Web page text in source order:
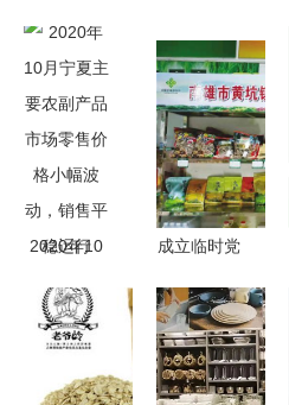
2020年10
农副产品市
场零售价格
小幅波动，
成立临时党
落实乡村振
兴工作